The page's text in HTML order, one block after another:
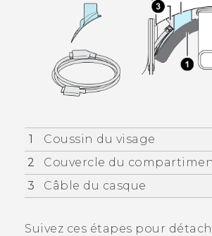
1
Coussin du visage
2
Couvercle du
3
Câble du casque
Suivez ces étapes pour